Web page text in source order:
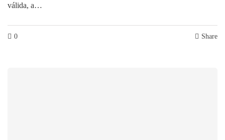
válida, a…
0 Share